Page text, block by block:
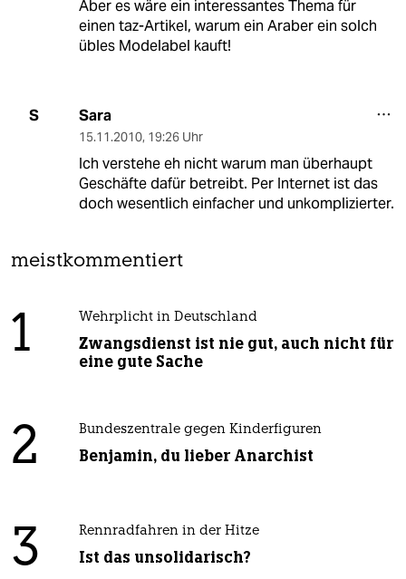
Aber es wäre ein interessantes Thema für
einen taz-Artikel, warum ein Araber ein solch
übles Modelabel kauft!
S Sara
15.11.2010, 19:26 Uhr
Ich verstehe eh nicht warum man überhaupt
Geschäfte dafür betreibt. Per Internet ist das
doch wesentlich einfacher und unkomplizierter.
meistkommentiert
1 Wehrplicht in Deutschland
Zwangsdienst ist nie gut, auch nicht für
eine gute Sache
2 Bundeszentrale gegen Kinderfiguren
Benjamin, du lieber Anarchist
3 Rennradfahren in der Hitze
Ist das unsolidarisch?